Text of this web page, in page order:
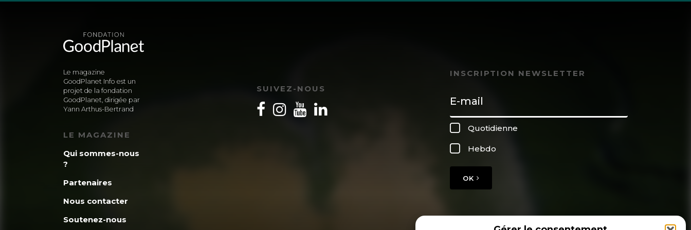
Le magazine
GoodPlanet Info est un
projet de la fondation
GoodPlanet, dirigée par
Yann Arthus-Bertrand
LE MAGAZINE
Qui sommes-nous
?
Partenaires
Nous contacter
Soutenez-nous
SUIVEZ-NOUS
INSCRIPTION NEWSLETTER
Quotidienne
Hebdo
OK